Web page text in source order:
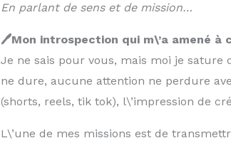
En parlant de sens et de mission…
🖊️Mon introspection qui m\’a amené
Je ne sais pour vous, mais moi je
ne dure, aucune attention ne perdure
(shorts, reels, tik tok), l\’impression de
L\’une de mes missions est de